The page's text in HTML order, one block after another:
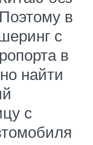
в
с
в
найти
с